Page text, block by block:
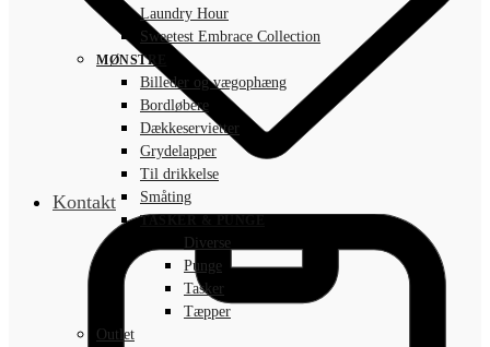
Kontakt
Laundry Hour
Sweetest Embrace Collection
MØNSTRE
Billeder og vægophæng
Bordløbere
Dækkeservietter
Grydelapper
Til drikkelse
Småting
TASKER & PUNGE
Diverse
Punge
Tasker
Tæpper
Outlet